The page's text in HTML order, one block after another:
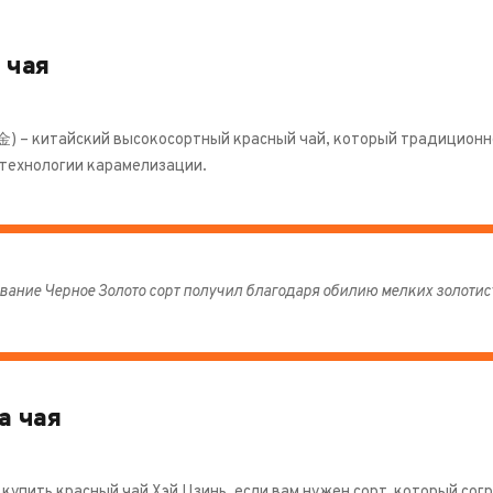
) – китайский высокосортный красный чай, который
карамелизации.
Черное Золото сорт получил благодаря обилию мелких
чая